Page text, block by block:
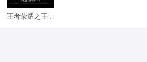
王者荣耀之王者无敌